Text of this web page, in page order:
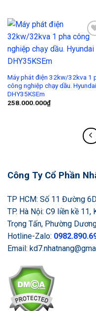
Add to
Máy phát điện 32kw/32kva 1
công nghiệp chạy dầu. Hyundai
DHY35KSEm
258.000.000₫
Công Ty Cổ Phần
TP HCM: Số 11 Đường
TP. Hà Nội: C9 liền kề
Trọng Tấn, Phường
Hotline-Zalo:
Email: